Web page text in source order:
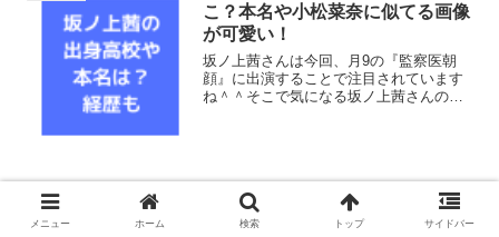
こ？本名や小松菜奈に似てる画像
が可愛い！
坂ノ上茜さんは今回、月9の『監察医朝
顔』に出演することで注目されています
ね＾＾そこで気になる坂ノ上茜さんの出
TWO WEEKS
TWOWEEKS子役はな役は稲垣来
泉で読み方は？労働違反の文春砲
メニュー ホーム 検索 トップ サイドバー